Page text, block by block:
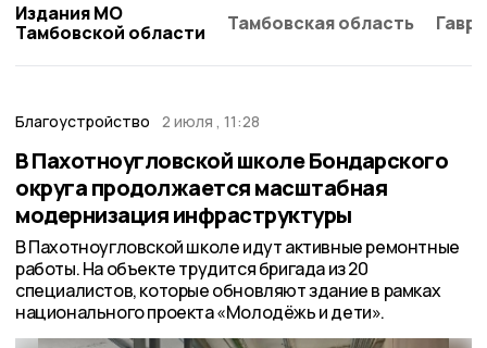
Издания МО
Тамбовской области
Тамбовская область
Благоустройство 2 июля , 11:28
В Пахотноугловской школе Бондарского
округа продолжается масштабная
модернизация инфраструктуры
В Пахотноугловской школе идут активные ремонтные
работы. На объекте трудится бригада из 20
специалистов, которые обновляют здание в рамках
национального проекта «Молодёжь и дети».